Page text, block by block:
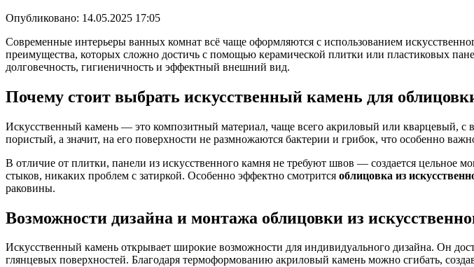
Опубликовано: 14.05.2025 17:05
Современные интерьеры ванных комнат всё чаще оформляются с использованием
преимущества, которых сложно достичь с помощью керамической плитки или пластиковых
долговечность, гигиеничность и эффектный внешний вид.
Почему стоит выбрать искусственный камень для
Искусственный камень — это композитный материал, чаще всего акриловый или кварцевый,
пористый, а значит, на его поверхности не размножаются бактерии и грибок, что особенно
В отличие от плитки, панели из искусственного камня не требуют швов — создается цельное
стыков, никаких проблем с затиркой. Особенно эффектно смотрится облицовка из
раковины.
Возможности дизайна и монтажа облицовки из
Искусственный камень открывает широкие возможности для индивидуального дизайна. Он
глянцевых поверхностей. Благодаря термоформованию акриловый камень можно сгибать,